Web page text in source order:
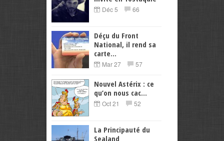
Déc 5 66
Déçu du Front
National, il rend sa
carte...
Mar 27 57
Nouvel Astérix : ce
qu’on nous cac...
Oct 21 52
La Principauté du
Sealand